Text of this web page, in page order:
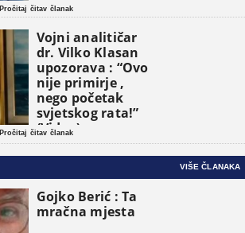
Pročitaj čitav članak
Vojni analitičar
dr. Vilko Klasan
upozorava : “Ovo
nije primirje ,
nego početak
svjetskog rata!”
(Video)
Pročitaj čitav članak
VIŠE ČLANAKA
Gojko Berić : Ta
mračna mjesta